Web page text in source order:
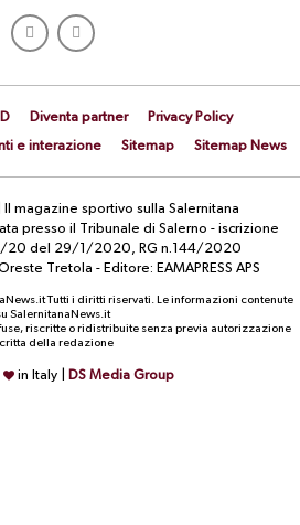
Diventa partner
Privacy Policy
e interazione
Sitemap Sitemap News
Il magazine sportivo sulla Salernitana
presso il Tribunale di Salerno - iscrizione
20 del 29/1/2020, RG n.144/2020
Tretola - Editore: EAMAPRESS APS
Tutti i diritti riservati. Le informazioni contenute
SalernitanaNews.it
riscritte o ridistribuite senza previa autorizzazione
della redazione
in Italy | DS Media Group